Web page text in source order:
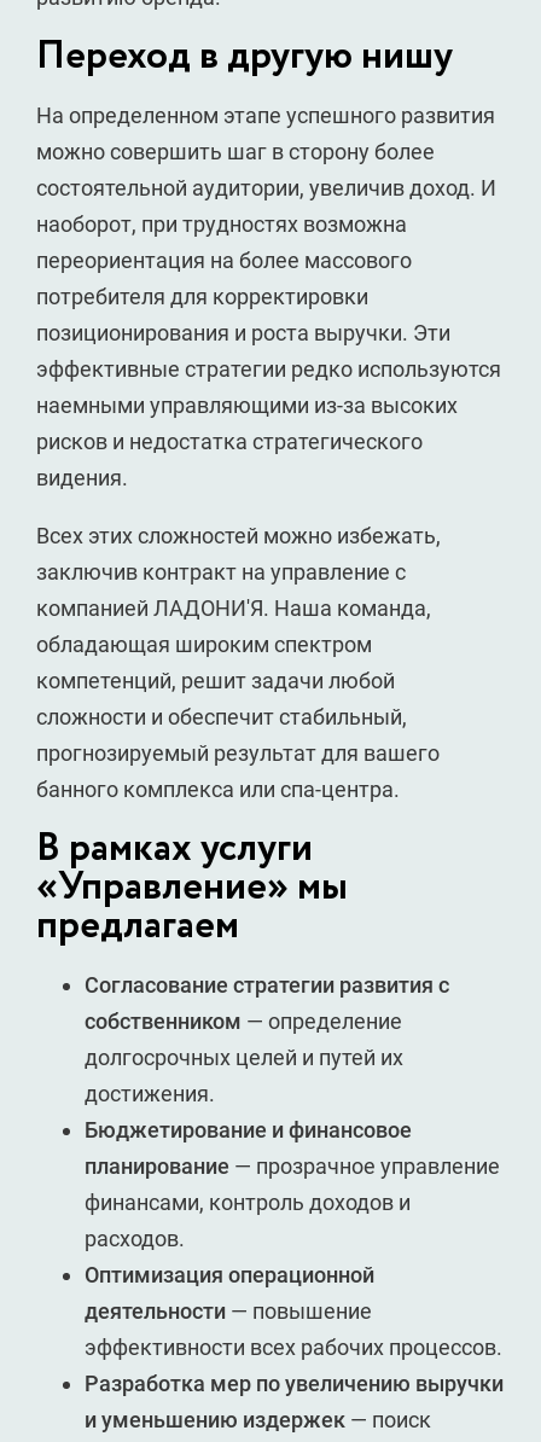
Переход в другую нишу
На определенном этапе успешного развития
можно совершить шаг в сторону более
состоятельной аудитории, увеличив доход. И
наоборот, при трудностях возможна
переориентация на более массового
потребителя для корректировки
позиционирования и роста выручки. Эти
эффективные стратегии редко используются
наемными управляющими из-за высоких
рисков и недостатка стратегического
видения.
Всех этих сложностей можно избежать,
заключив контракт на управление с
компанией ЛАДОНИ'Я. Наша команда,
обладающая широким спектром
компетенций, решит задачи любой
сложности и обеспечит стабильный,
прогнозируемый результат для вашего
банного комплекса или спа-центра.
В рамках услуги
«Управление» мы
предлагаем
Согласование стратегии развития с
собственником — определение
долгосрочных целей и путей их
достижения.
Бюджетирование и финансовое
планирование — прозрачное управление
финансами, контроль доходов и
расходов.
Оптимизация операционной
деятельности — повышение
эффективности всех рабочих процессов.
Разработка мер по увеличению выручки
и уменьшению издержек — поиск